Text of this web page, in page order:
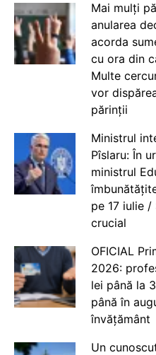
Mai mulți
anularea
acorda
cu ora din
Multe
vor
părinții
Ministrul
Pîslaru: În
ministrul
pe 17 iulie
crucial
OFICIAL
2026:
lei până la
până în
învățământ
Un